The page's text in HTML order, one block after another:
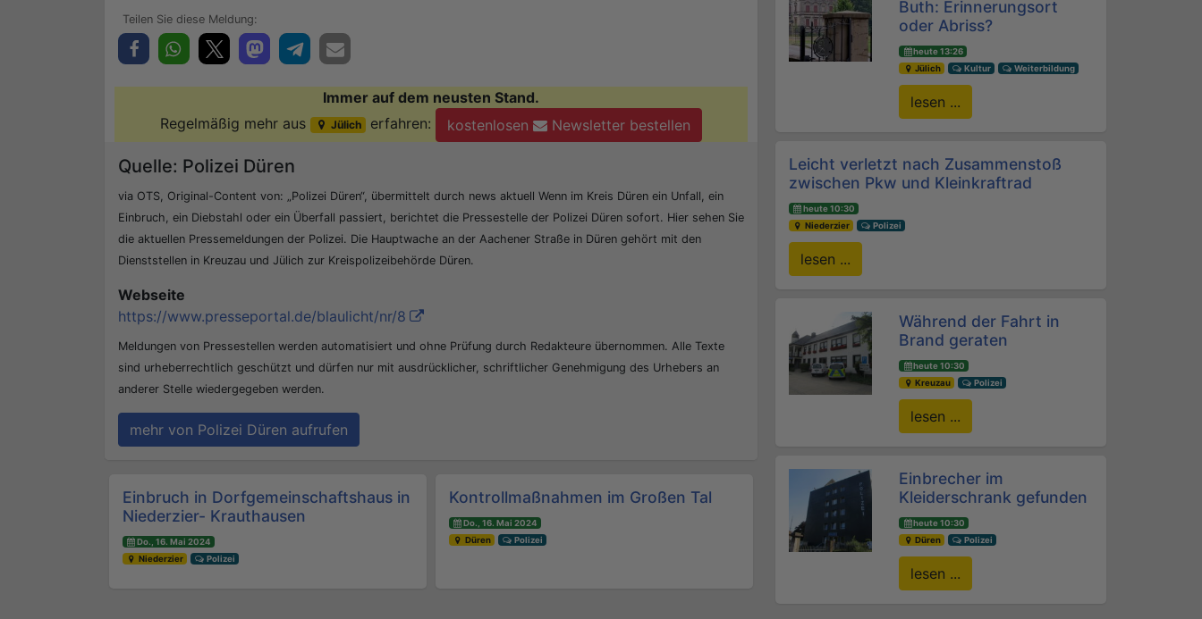
Immer auf dem neusten Stand.
Regelmäßig mehr aus
Jülich erfahren: kostenlosen Newsletter bestellen
Quelle: Polizei Düren
via OTS, Original-Content von: „Polizei Düren“, übermittelt durch news aktuell Wenn im Kreis Düren ein Unfall, ein
Einbruch, ein Diebstahl oder ein Überfall passiert, berichtet die Pressestelle der Polizei Düren sofort. Hier sehen Sie
die aktuellen Pressemeldungen der Polizei. Die Hauptwache an der Aachener Straße in Düren gehört mit den
Dienststellen in Kreuzau und Jülich zur Kreispolizeibehörde Düren.
Webseite
https://www.presseportal.de/blaulicht/nr/8
Meldungen von Pressestellen werden automatisiert und ohne Prüfung durch Redakteure übernommen. Alle Texte
sind urheberrechtlich geschützt und dürfen nur mit ausdrücklicher, schriftlicher Genehmigung des Urhebers an
anderer Stelle wiedergegeben werden.
mehr von Polizei Düren aufrufen
Beitrags-Navigation
Einbruch in Dorfgemeinschaftshaus in
Niederzier- Krauthausen
Do., 16. Mai 2024
Niederzier
Polizei
Kontrollmaßnahmen im Großen Tal
Do., 16. Mai 2024
Düren
Polizei
Buth: Erinnerungsort
oder Abriss?
heute 13:26
Jülich
Kultur Weiterbildung
lesen ...
Leicht verletzt nach Zusammenstoß
zwischen Pkw und Kleinkraftrad
heute 10:30
Niederzier
Polizei
lesen ...
Während der Fahrt in
Brand geraten
heute 10:30
Kreuzau
Polizei
lesen ...
Einbrecher im
Kleiderschrank gefunden
heute 10:30
Düren
Polizei
lesen ...